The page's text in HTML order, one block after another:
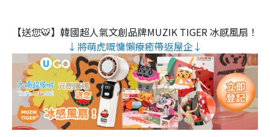
【送您🐯】韓國超人氣文創品牌MUZIK TIGER 冰感風扇！
↓將萌虎嘅慵懶療癒帶返屋企↓